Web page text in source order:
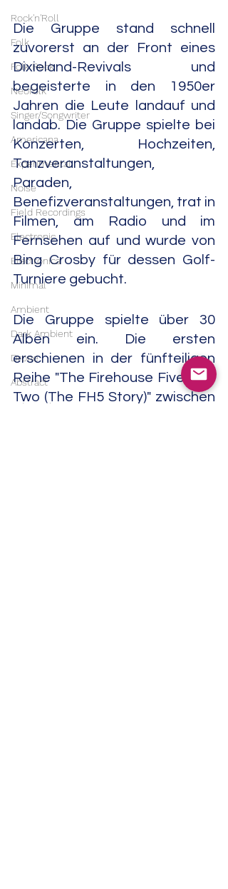
Rock'n'Roll
Folk
Folk Rock
Neofolk
Singer/Songwriter
Americana
Experimental
Noise
Field Recordings
Electronic
Electronica
Minimal
Ambient
Dark Ambient
Drone
Abstract
Industrial
Die Gruppe stand schnell
zuvorerst an der Front eines
Dixieland-Revivals und
begeisterte in den 1950er
Jahren die Leute landauf und
landab. Die Gruppe spielte bei
Konzerten, Hochzeiten,
Tanzveranstaltungen,
Paraden,
Benefizveranstaltungen, trat in
Filmen, am Radio und im
Fernsehen auf und wurde von
Bing Crosby für dessen Golf-
Turniere gebucht.
Die Gruppe spielte über 30
Alben ein. Die ersten
erschienen in der fünfteiligen
Reihe "The Firehouse Five Plus
Two (The FH5 Story)" zwischen